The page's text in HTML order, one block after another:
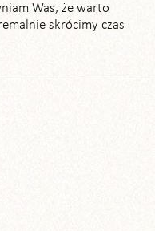
Was, że warto
skrócimy czas